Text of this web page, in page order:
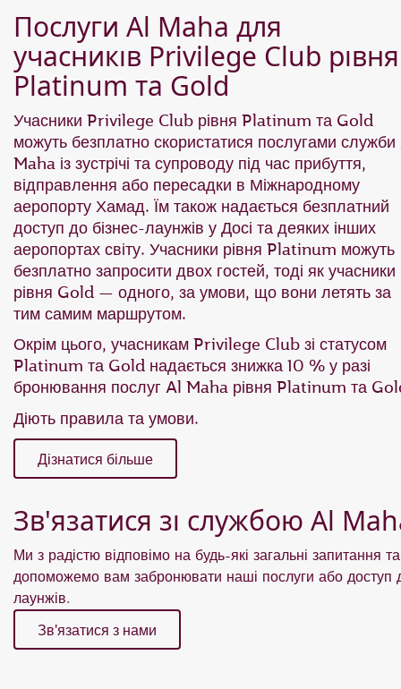
Послуги Al Maha для
учасників Privilege Club рівня
Platinum та Gold
Учасники Privilege Club рівня Platinum та Gold
можуть безплатно скористатися послугами
Maha із зустрічі та супроводу під час прибуття,
відправлення або пересадки в Міжнародному
аеропорту Хамад. Їм також надається безплатний
доступ до бізнес-лаунжів у Досі та деяких інших
аеропортах світу. Учасники рівня Platinum можуть
безплатно запросити двох гостей, тоді як учасники
рівня Gold — одного, за умови, що вони летять за
тим самим маршрутом.
Окрім цього, учасникам Privilege Club зі статусом
Platinum та Gold надається знижка 10 % у разі
бронювання послуг Al Maha рівня Platinum та
Діють правила та умови.
Дізнатися більше
Зв'язатися зі службою Al
Ми з радістю відповімо на будь-які загальні запитання та
допоможемо вам забронювати наші послуги або доступ
лаунжів.
Зв'язатися з нами